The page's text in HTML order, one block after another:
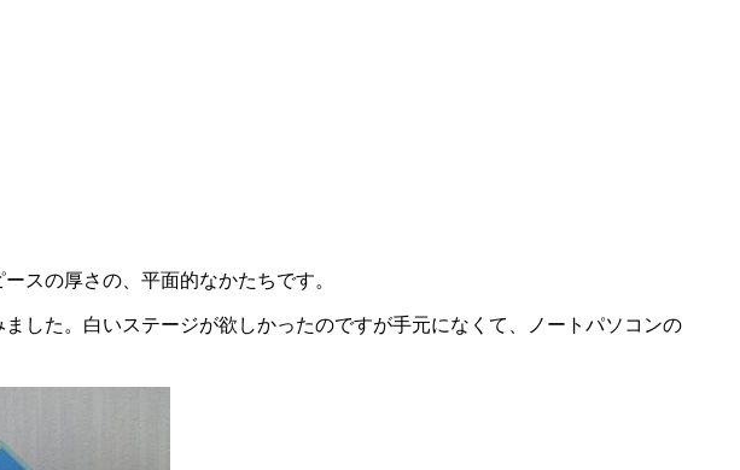
スの厚さの、平面的なかたちです。
した。白いステージが欲しかったのですが手元になくて、ノートパソコンの